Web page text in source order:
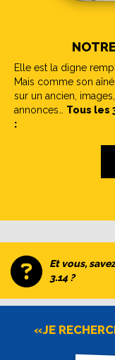
Elle est la digne
Mais comme son
sur un ancien,
annonces… Tous les
:
Et vous,
3.14 ?
«JE